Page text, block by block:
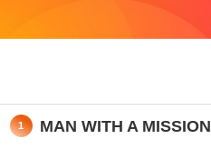
1 MAN WITH A MISSION